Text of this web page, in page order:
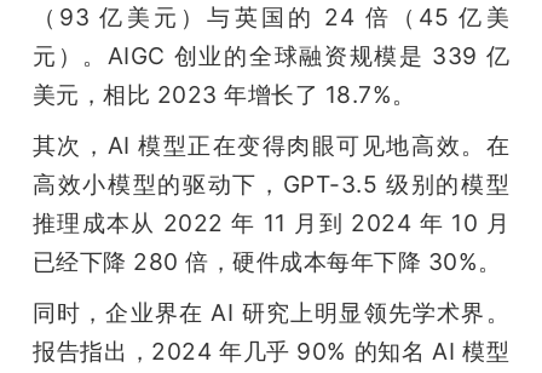
专
题
爱
搞
（93 亿美元）与英国的 24 倍（45 亿美
元）。AIGC 创业的全球融资规模是 339 亿
美元，相比 2023 年增长了 18.7%。
其次，AI 模型正在变得肉眼可见地高效。在
高效小模型的驱动下，GPT-3.5 级别的模型
推理成本从 2022 年 11 月到 2024 年 10 月
已经下降 280 倍，硬件成本每年下降 30%。
同时，企业界在 AI 研究上明显领先学术界。
报告指出，2024 年几乎 90% 的知名 AI 模型